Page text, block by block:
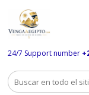
24/7 Support number